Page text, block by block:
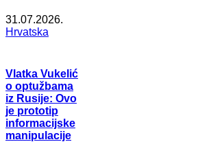
31.07.2026.
Hrvatska
Vlatka Vukelić
o optužbama
iz Rusije: Ovo
je prototip
informacijske
manipulacije